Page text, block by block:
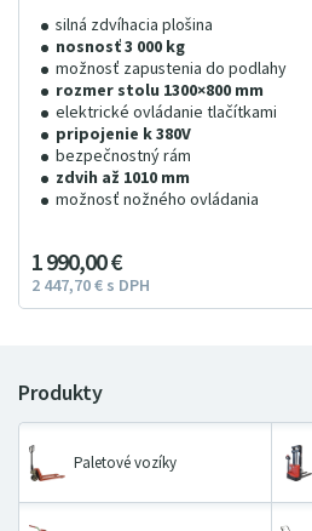
silná zdvíhacia plošina
nosnosť 3 000 kg
možnosť zapustenia do podlahy
rozmer stolu 1300×800 mm
elektrické ovládanie tlačítkami
pripojenie k 380V
bezpečnostný rám
zdvih až 1010 mm
možnosť nožného ovládania
1990 00€
2 447 70€ s DPH
Paletové vozíky